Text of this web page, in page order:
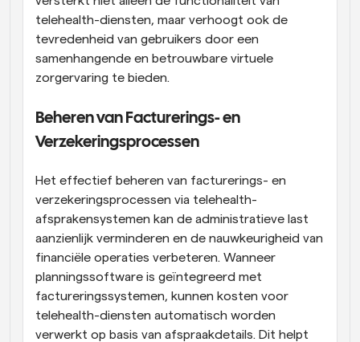
telehealth-diensten, maar verhoogt ook de
tevredenheid van gebruikers door een
samenhangende en betrouwbare virtuele
zorgervaring te bieden.
Beheren van Facturerings- en
Verzekeringsprocessen
Het effectief beheren van facturerings- en
verzekeringsprocessen via telehealth-
afsprakensystemen kan de administratieve last
aanzienlijk verminderen en de nauwkeurigheid van
financiële operaties verbeteren. Wanneer
planningssoftware is geïntegreerd met
factureringssystemen, kunnen kosten voor
telehealth-diensten automatisch worden
verwerkt op basis van afspraakdetails. Dit helpt